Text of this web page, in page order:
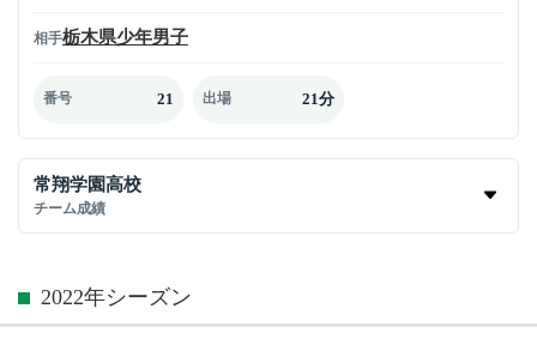
相手栃木県少年男子
番号 21 出場 21分
常翔学園高校
チーム成績
2022年シーズン